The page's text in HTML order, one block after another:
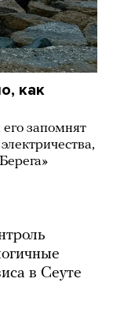
как
запомнят
в Сеуте